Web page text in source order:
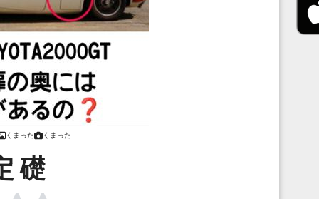
くまった くまった
礎